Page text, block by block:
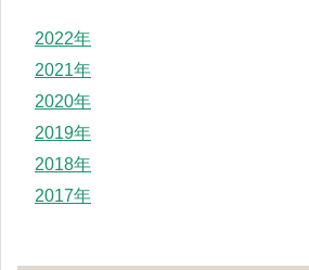
2022年
2021年
2020年
2019年
2018年
2017年